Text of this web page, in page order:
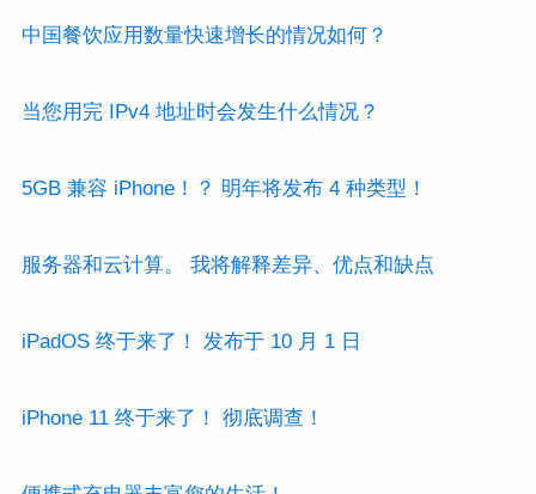
中国餐饮应用数量快速增长的情况如何？
当您用完 IPv4 地址时会发生什么情况？
5GB 兼容 iPhone！？ 明年将发布 4 种类型！
服务器和云计算。 我将解释差异、优点和缺点
iPadOS 终于来了！ 发布于 10 月 1 日
iPhone 11 终于来了！ 彻底调查！